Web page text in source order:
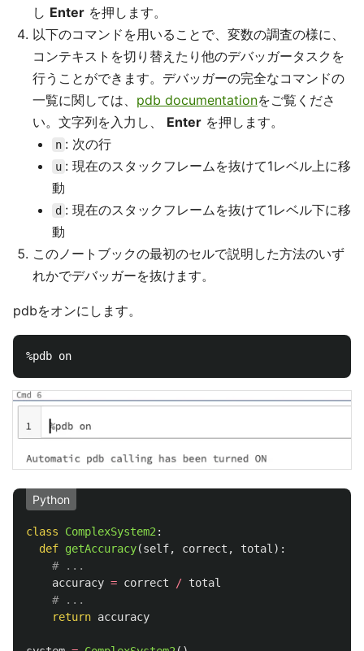
し Enter を押します。
以下のコマンドを用いることで、変数の調査の様に、
コンテキストを切り替えたり他のデバッガータスクを
行うことができます。デバッガーの完全なコマンドの
一覧に関しては、 pdb documentationをご覧くださ
い。文字列を入力し、 Enter を押します。
n : 次の行
u : 現在のスタックフレームを抜けて1レベル上に移
動
d : 現在のスタックフレームを抜けて1レベル下に移
動
このノートブックの最初のセルで説明した方法のいず
れかでデバッガーを抜けます。
pdbをオンにします。
Python
class ComplexSystem2 :
def getAccuracy(self, correct , total ):
accuracy = correct / total
return accuracy